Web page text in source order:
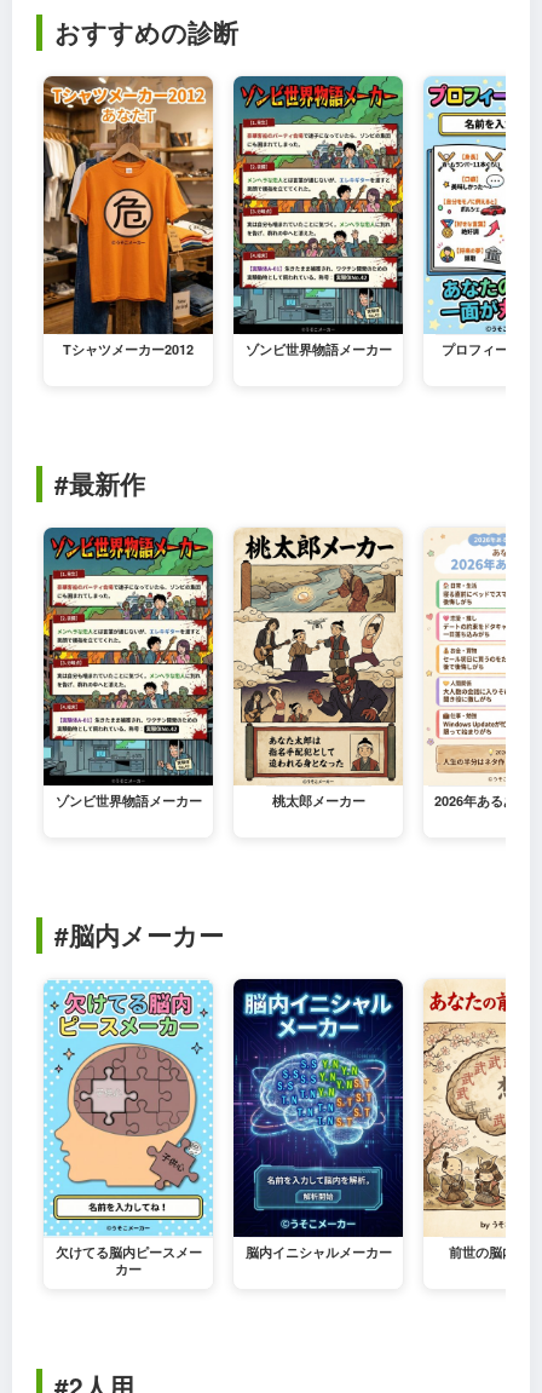
おすすめの診断
Tシャツメーカー2012 ゾンビ世界物語メーカー プロフィールメ
#最新作
ゾンビ世界物語メーカー 桃太郎メーカー 2026年あるある
#脳内メーカー
欠けてる脳内ピースメー
カー
脳内イニシャルメーカー 前世の脳内メ